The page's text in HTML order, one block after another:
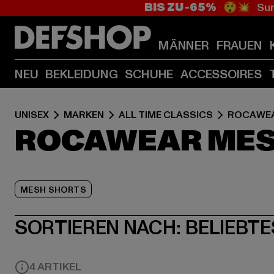
BIS ZU -65% 😲💥
MÄNNER FRAUEN
NEU BEKLEIDUNG SCHUHE ACCESSOIRES
UNISEX MARKEN ALL TIME CLASSICS
ROCAWEAR
MESH SHORTS
SORTIEREN NACH:
4 ARTIKEL